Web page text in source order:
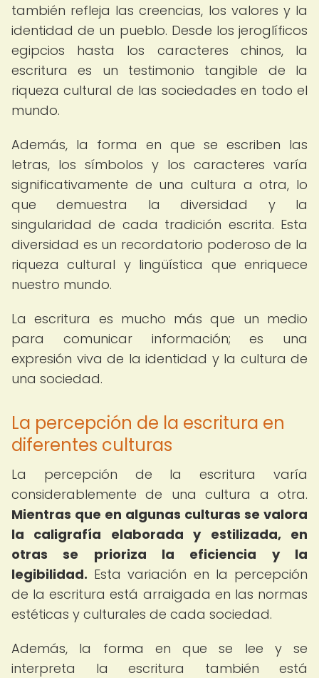
también refleja las creencias, los valores y la
identidad de un pueblo. Desde los jeroglíficos
egipcios hasta los caracteres chinos, la
escritura es un testimonio tangible de la
riqueza cultural de las sociedades en todo el
mundo.
Además, la forma en que se escriben las
letras, los símbolos y los caracteres varía
significativamente de una cultura a otra, lo
que demuestra la diversidad y la
singularidad de cada tradición escrita. Esta
diversidad es un recordatorio poderoso de la
riqueza cultural y lingüística que enriquece
nuestro mundo.
La escritura es mucho más que un medio
para comunicar información; es una
expresión viva de la identidad y la cultura de
una sociedad.
La percepción de la escritura en
diferentes culturas
La percepción de la escritura varía
considerablemente de una cultura a otra.
Mientras que en algunas culturas se valora
la caligrafía elaborada y estilizada, en
otras se prioriza la eficiencia y la
legibilidad. Esta variación en la percepción
de la escritura está arraigada en las normas
estéticas y culturales de cada sociedad.
Además, la forma en que se lee y se
interpreta la escritura también está